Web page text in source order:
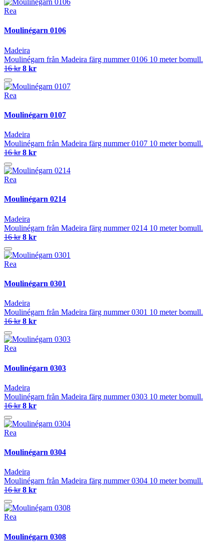
Rea
Moulinégarn 0106
Madeira
Moulinégarn från Madeira färg nummer 0106 10 meter bomull.
16 kr 8 kr
Rea
Moulinégarn 0107
Madeira
Moulinégarn från Madeira färg nummer 0107 10 meter bomull.
16 kr 8 kr
Rea
Moulinégarn 0214
Madeira
Moulinégarn från Madeira färg nummer 0214 10 meter bomull.
16 kr 8 kr
Rea
Moulinégarn 0301
Madeira
Moulinégarn från Madeira färg nummer 0301 10 meter bomull.
16 kr 8 kr
Rea
Moulinégarn 0303
Madeira
Moulinégarn från Madeira färg nummer 0303 10 meter bomull.
16 kr 8 kr
Rea
Moulinégarn 0304
Madeira
Moulinégarn från Madeira färg nummer 0304 10 meter bomull.
16 kr 8 kr
Rea
Moulinégarn 0308